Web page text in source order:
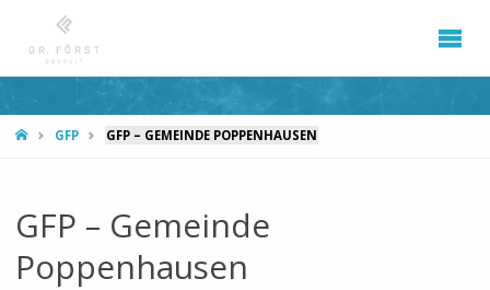
START
GFP GFP – GEMEINDE POPPENHAUSEN
GFP – Gemeinde
Poppenhausen